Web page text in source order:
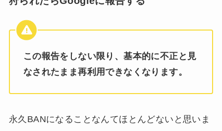
この報告をしない限り、基本的に不正と見
なされたまま再利用できなくなります。
永久BANになることなんてほとんどないと思いま